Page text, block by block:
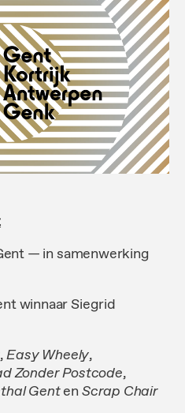
— in samenwerking
winnaar Siegrid
,Easy Wheely,
Zonder Postcode,
Genten Scrap Chair